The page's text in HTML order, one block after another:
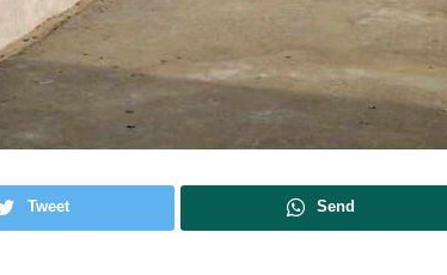
Tweet Send